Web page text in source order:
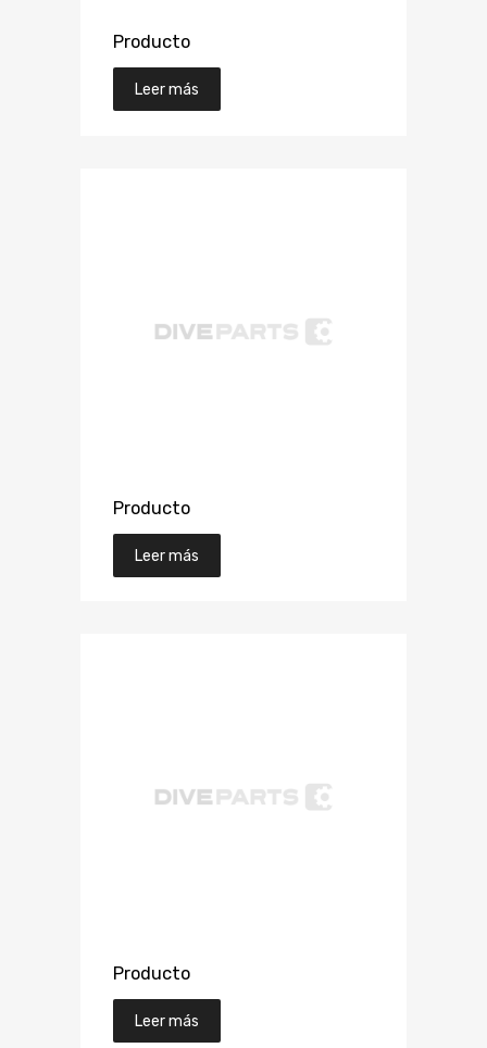
Producto
Leer más
Producto
Leer más
Producto
Leer más